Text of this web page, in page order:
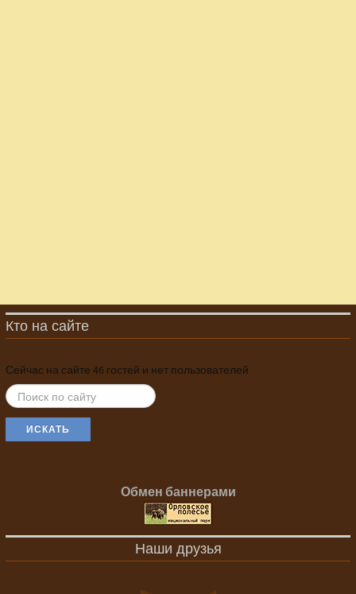
Кто на сайте
Сейчас на сайте 46 гостей и нет пользователей
ИСКАТЬ...
ИСКАТЬ
Обмен баннерами
Наши друзья